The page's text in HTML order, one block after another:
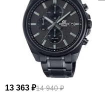
13 363 ₽14 940 ₽